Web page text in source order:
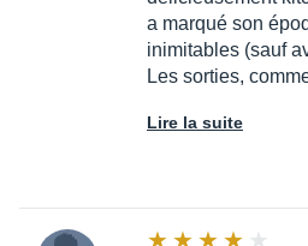
a marqué son
inimitables (sauf
Les sorties,
Lire la suite